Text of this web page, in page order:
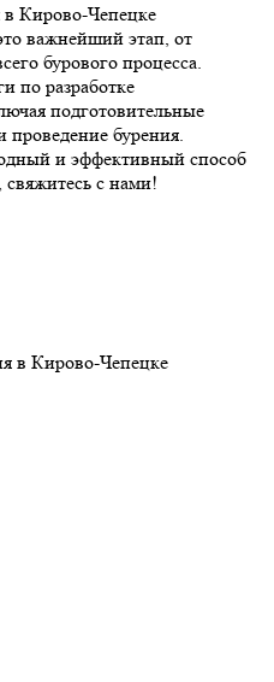
в Кирово-Чепецке
важнейший этап, от
бурового процесса.
по разработке
подготовительные
проведение бурения.
и эффективный способ
с нами!
в Кирово-Чепецке